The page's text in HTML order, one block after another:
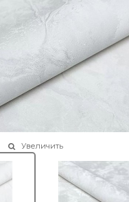
Увеличить